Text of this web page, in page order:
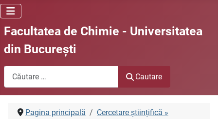
Facultatea de Chimie - Universitatea
din Bucureşti
Cautare
Cautare
Pagina principală
Cercetare științifică »